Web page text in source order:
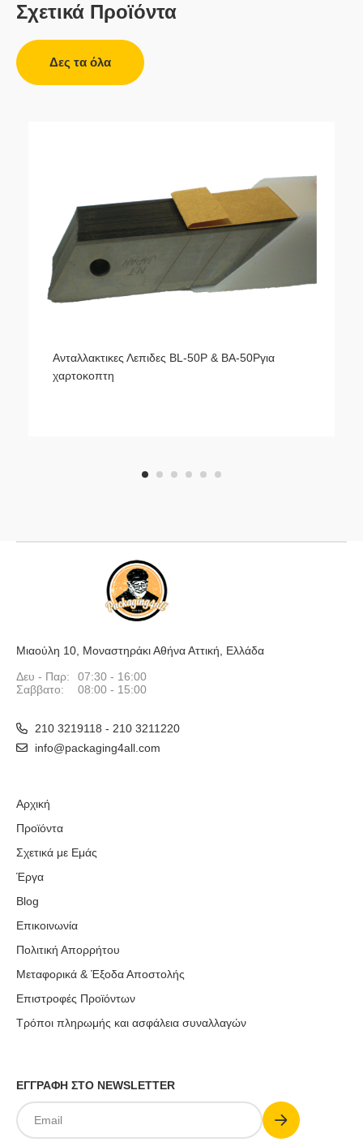
Σχετικά Προϊόντα
Δες τα όλα
Ανταλλακτικες Λεπιδες BL-50P & BA-50Pγια
χαρτοκοπτη
4 5 6
Μιαούλη 10, Μοναστηράκι Αθήνα Αττική, Ελλάδα
Δευ - Παρ:
Σαββατο:
07:30 - 16:00
08:00 - 15:00
210 3219118 - 210 3211220
info@packaging4all.com
Αρχική
Προϊόντα
Σχετικά με Εμάς
Έργα
Blog
Επικοινωνία
Πολιτική Απορρήτου
Μεταφορικά & Έξοδα Αποστολής
Επιστροφές Προϊόντων
Τρόποι πληρωμής και ασφάλεια συναλλαγών
ΕΓΓΡΑΦΗ ΣΤΟ NEWSLETTER
Email
Submit